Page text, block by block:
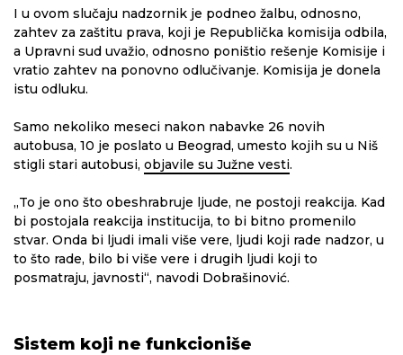
I u ovom slučaju nadzornik je podneo žalbu, odnosno,
zahtev za zaštitu prava, koji je Republička komisija odbila,
a Upravni sud uvažio, odnosno poništio rešenje Komisije i
vratio zahtev na ponovno odlučivanje. Komisija je donela
istu odluku.
Samo nekoliko meseci nakon nabavke 26 novih
autobusa, 10 je poslato u Beograd, umesto kojih su u Niš
stigli stari autobusi, objavile su Južne vesti.
„To je ono što obeshrabruje ljude, ne postoji reakcija. Kad
bi postojala reakcija institucija, to bi bitno promenilo
stvar. Onda bi ljudi imali više vere, ljudi koji rade nadzor, u
to što rade, bilo bi više vere i drugih ljudi koji to
posmatraju, javnosti“, navodi Dobrašinović.
Sistem koji ne funkcioniše